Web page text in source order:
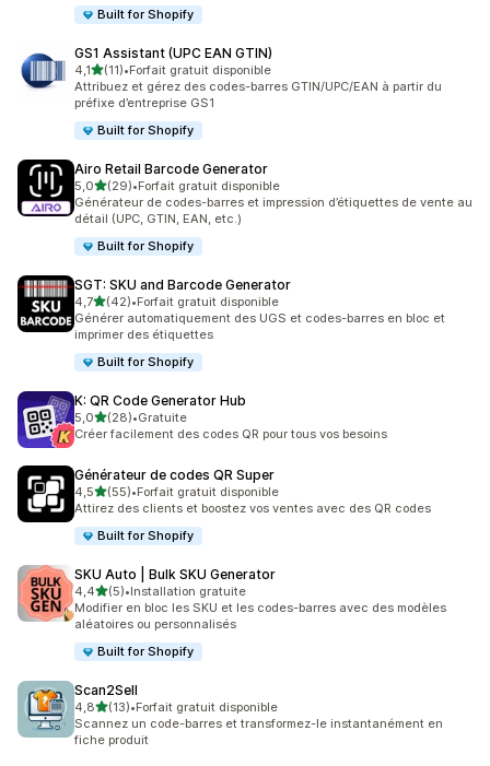
Built for Shopify
GS1 Assistant (UPC EAN GTIN)
4,1étoile(s) sur 5
(11)
11 avis au total
•Forfait gratuit disponible
Attribuez et gérez des codes-barres GTIN/UPC/EAN à partir du
préfixe d’entreprise GS1
Built for Shopify
Airo Retail Barcode Generator
5,0étoile(s) sur 5
(29)
29 avis au total
•Forfait gratuit disponible
Générateur de codes-barres et impression d’étiquettes de vente au
détail (UPC, GTIN, EAN, etc.)
Built for Shopify
SGT: SKU and Barcode Generator
4,7étoile(s) sur 5
(42)
42 avis au total
•Forfait gratuit disponible
Générer automatiquement des UGS et codes-barres en bloc et
imprimer des étiquettes
Built for Shopify
K: QR Code Generator Hub
5,0étoile(s) sur 5
(28)
28 avis au total
•Gratuite
Créer facilement des codes QR pour tous vos besoins
Générateur de codes QR Super
4,5étoile(s) sur 5
(55)
55 avis au total
•Forfait gratuit disponible
Attirez des clients et boostez vos ventes avec des QR codes
Built for Shopify
SKU Auto | Bulk SKU Generator
4,4étoile(s) sur 5
(5)
5 avis au total
•Installation gratuite
Modifier en bloc les SKU et les codes-barres avec des modèles
aléatoires ou personnalisés
Built for Shopify
Scan2Sell
4,8étoile(s) sur 5
(13)
13 avis au total
•Forfait gratuit disponible
Scannez un code-barres et transformez-le instantanément en
fiche produit